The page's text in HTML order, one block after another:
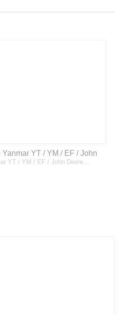
YT / YM / EF / John
YT / YM / EF / John Deere…